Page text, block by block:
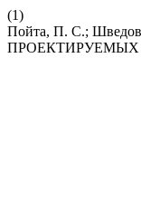
(1)
Пойта, П. С.;